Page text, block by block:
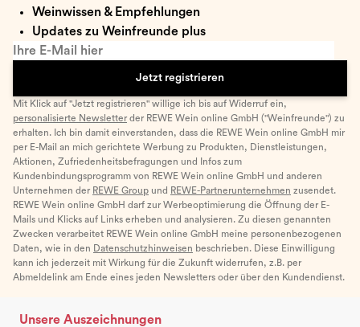
Weinwissen & Empfehlungen
Updates zu Weinfreunde plus
Ihre E-Mail hier
Jetzt registrieren
Mit Klick auf "Jetzt registrieren" willige ich bis auf Widerruf ein,
personalisierte Newsletter der REWE Wein online GmbH ("Weinfreunde") zu
erhalten. Ich bin damit einverstanden, dass die REWE Wein online GmbH mir
per E-Mail an mich gerichtete Werbung zu Produkten, Dienstleistungen,
Aktionen, Zufriedenheitsbefragungen und Infos zum
Kundenbindungsprogramm von REWE Wein online GmbH und anderen
Unternehmen der REWE Group und REWE-Partnerunternehmen zusendet.
REWE Wein online GmbH darf zur Werbeoptimierung die Öffnung der E-
Mails und Klicks auf Links erheben und analysieren. Zu diesen genannten
Zwecken verarbeitet REWE Wein online GmbH meine personenbezogenen
Daten, wie in den Datenschutzhinweisen beschrieben. Diese Einwilligung
kann ich jederzeit mit Wirkung für die Zukunft widerrufen, z.B. per
Abmeldelink am Ende eines jeden Newsletters oder über den Kundendienst.
Unsere Auszeichnungen